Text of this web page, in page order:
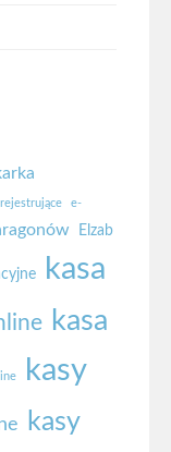
e-
Elzab
kasa
kasa
kasy
kasy